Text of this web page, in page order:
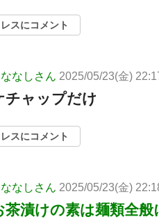
レスにコメント
ななしさん 2025/05/23(金)
チャップだけ
レスにコメント
ななしさん 2025/05/23(金)
茶漬けの素は麺類全